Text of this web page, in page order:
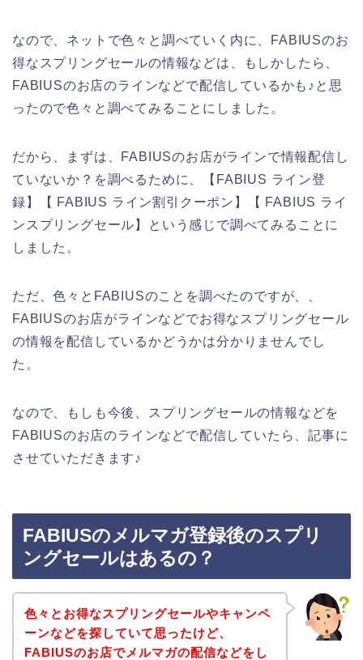
なので、ネットで色々と調べていく内に、FABIUSのお
得なスプリングセールの情報などは、もしかしたら、
FABIUSのお店のラインなどで配信しているかも♪と思
ったので色々と調べてみることにしました。
だから、まずは、FABIUSのお店がラインで情報配信し
ていないか？を調べるために、【FABIUS ライン登
録】【 FABIUS ライン割引クーポン】【 FABIUS ライ
ンスプリングセール】という感じで調べてみることに
しました。
ただ、色々とFABIUSのことを調べたのですが、、
FABIUSのお店がラインなどでお得なスプリングセール
の情報を配信しているかどうかは分かりませんでし
た。
なので、もしも今後、スプリングセールの情報などを
FABIUSのお店のラインなどで配信していたら、記事に
させていただきます♪
FABIUSのメルマガ登録後のスプリ
ングセールはあるの？
色々とお得なスプリングセールやキャンペ
ーンなどを探していて思ったけど、
FABIUSのお店でメルマガの配信などをし